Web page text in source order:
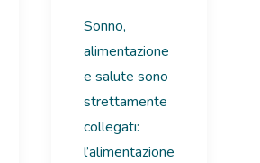
Sonno,
alimentazione
e salute sono
strettamente
collegati:
l’alimentazione